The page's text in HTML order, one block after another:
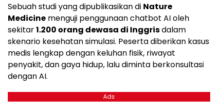
Sebuah studi yang dipublikasikan di Nature
Medicine menguji penggunaan chatbot AI oleh
sekitar1.200 orang dewasa di Inggrisdalam
skenario kesehatan simulasi. Peserta diberikan kasus
medis lengkap dengan keluhan fisik, riwayat
penyakit, dan gaya hidup, lalu diminta berkonsultasi
dengan AI.
Ads